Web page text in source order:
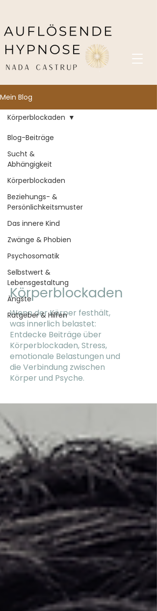
Mein Blog
Blog-Beiträge
Sucht &
Abhängigkeit
Körperblockaden
Beziehungs- &
Persönlichkeitsmuster
Das innere Kind
Zwänge & Phobien
Psychosomatik
Selbstwert &
Lebensgestaltung
Ängste
Ratgeber & Hilfen
Körperblockaden
Körperblockaden
Wenn der Körper festhält,
was innerlich belastet:
Entdecke Beiträge über
Körperblockaden, Stress,
emotionale Belastungen und
die Verbindung zwischen
Körper und Psyche.